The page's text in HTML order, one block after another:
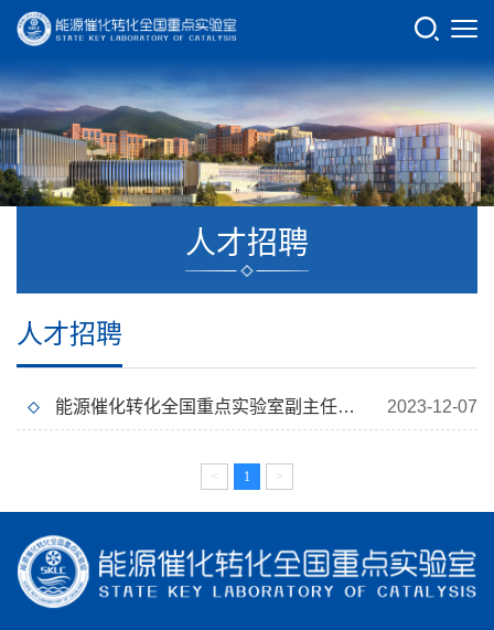
人才招聘
人才招聘
能源催化转化全国重点实验室副主任招聘启事 2023-12-07
< 1 >